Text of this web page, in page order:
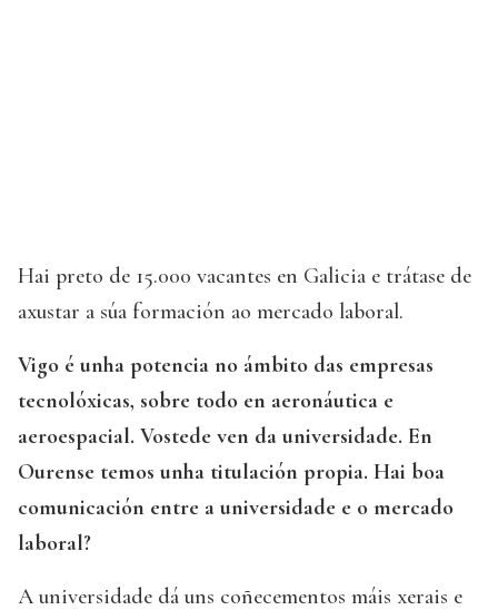
Hai preto de 15.000 vacantes en Galicia e trátase de
axustar a súa formación ao mercado laboral.
Vigo é unha potencia no ámbito das empresas
tecnolóxicas, sobre todo en aeronáutica e
aeroespacial. Vostede ven da universidade. En
Ourense temos unha titulación propia. Hai boa
comunicación entre a universidade e o mercado
laboral?
A universidade dá uns coñecementos máis xerais e